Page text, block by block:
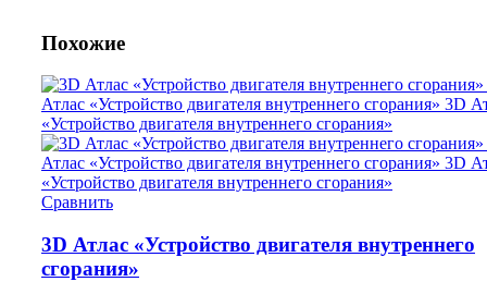
Похожие
Сравнить
3D Атлас «Устройство двигателя внутреннего
сгорания»